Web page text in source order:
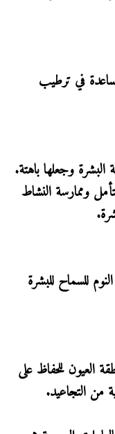
في ترطيب
وجعلها باهتة.
وممارسة النشاط
للسماح للبشرة
العيون للحفاظ على
من التجاعيد.